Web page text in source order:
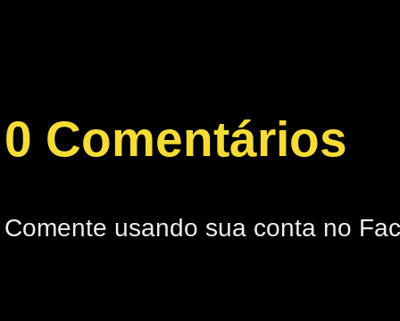
0 Comentários
Comente usando sua conta no